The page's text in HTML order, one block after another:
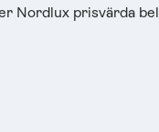
Nordlux prisvärda